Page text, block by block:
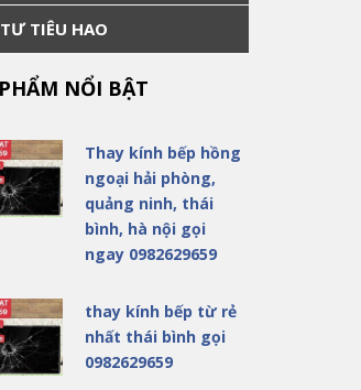
TIÊU HAO
NỔI BẬT
Thay kính bếp hồng
ngoại hải phòng,
quảng ninh, thái
bình, hà nội gọi
ngay 0982629659
thay kính bếp từ rẻ
nhất thái bình gọi
0982629659